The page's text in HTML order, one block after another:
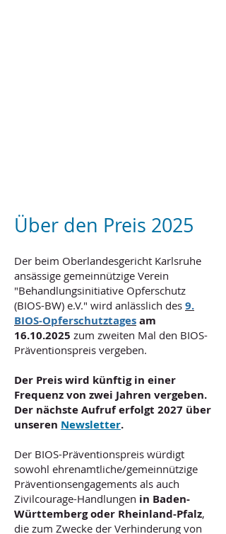
Über den Preis 2025
Der beim Oberlandesgericht Karlsruhe
ansässige gemeinnützige Verein
"Behandlungsinitiative Opferschutz
(BIOS-BW) e.V." wird anlässlich des 9.
BIOS-Opferschutztagesam
16.10.2025 zum zweiten Mal den BIOS-
Präventionspreis vergeben.
Der Preis wird künftig in einer
Frequenz von zwei Jahren vergeben.
Der nächste Aufruf erfolgt 2027 über
unseren Newsletter.
Der BIOS-Präventionspreis würdigt
sowohl ehrenamtliche/gemeinnützige
Präventionsengagements als auch
Zivilcourage-Handlungen in Baden-
Württemberg oder Rheinland-Pfalz,
die zum Zwecke der Verhinderung von